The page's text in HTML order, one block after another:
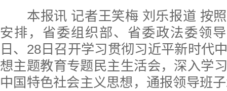
本报讯 记者王笑梅 刘乐报道 按照
安排，省委组织部、省委政法委领
日、28日召开学习贯彻习近平新时代
想主题教育专题民主生活会，深入学
中国特色社会主义思想，通报领导班